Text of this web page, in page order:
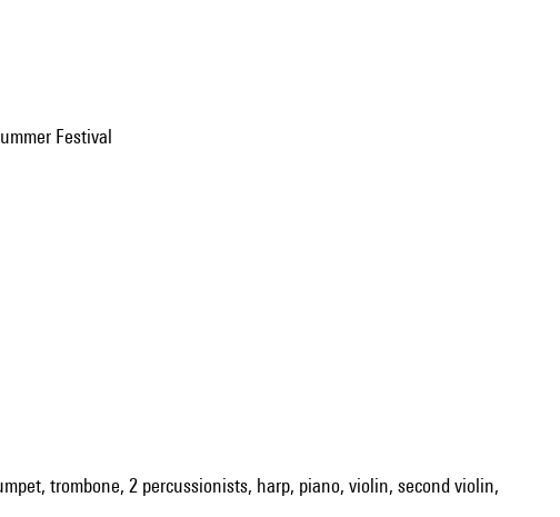
Festival
trombone, 2 percussionists, harp, piano, violin, second violin,